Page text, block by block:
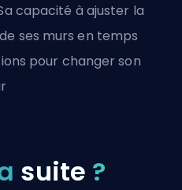
capacité à ajuster la
ses murs en temps
pour changer son
suite ?